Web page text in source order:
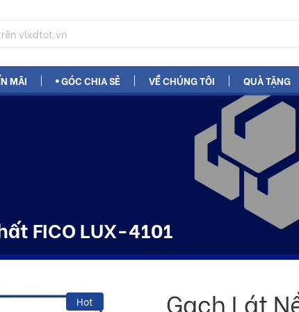
MÃI GÓC CHIA SẺ VỀ CHÚNG TÔI QUÀ TẶNG
FICO LUX-4101
Hot
Gạch Lát